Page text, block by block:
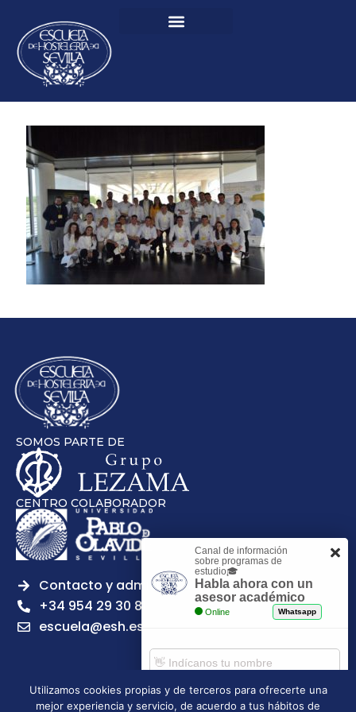
SOMOS PARTE DE
CENTRO COLABORADOR
Contacto y admisiones
+34 954 29 30 81
escuela@esh.es
Utilizamos cookies propias y de terceros para ofrecerte una
mejor experiencia y servicio, de acuerdo a tus hábitos de
Canal de información
sobre programas de
estudio🎓
Habla ahora con un
asesor académico
Online Whatsapp